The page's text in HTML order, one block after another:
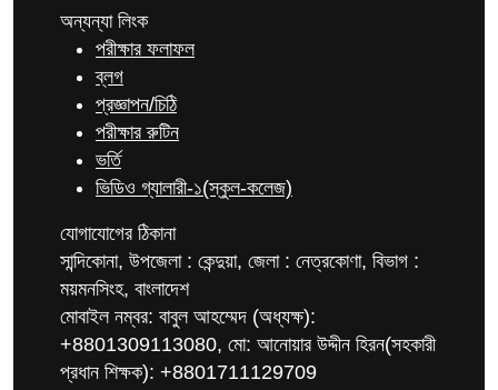
অন্যন্যা লিংক
পরীক্ষার ফলাফল
ব্লগ
প্রজ্ঞাপন/চিঠি
পরীক্ষার রুটিন
ভর্তি
ভিডিও গ্যালারী-১(স্কুল-কলেজ)
যোগাযোগের ঠিকানা
সান্দিকোনা, উপজেলা : কেন্দুয়া, জেলা : নেত্রকোণা, বিভাগ :
ময়মনসিংহ, বাংলাদেশ
মোবাইল নম্বর: বাবুল আহম্মেদ (অধ্যক্ষ):
+8801309113080, মো: আনোয়ার উদ্দীন হিরন(সহকারী
প্রধান শিক্ষক): +8801711129709